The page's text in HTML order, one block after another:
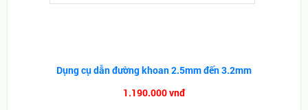
Dụng cụ dẫn đường khoan 2.5mm đến 3.2mm
1.190.000 vnđ